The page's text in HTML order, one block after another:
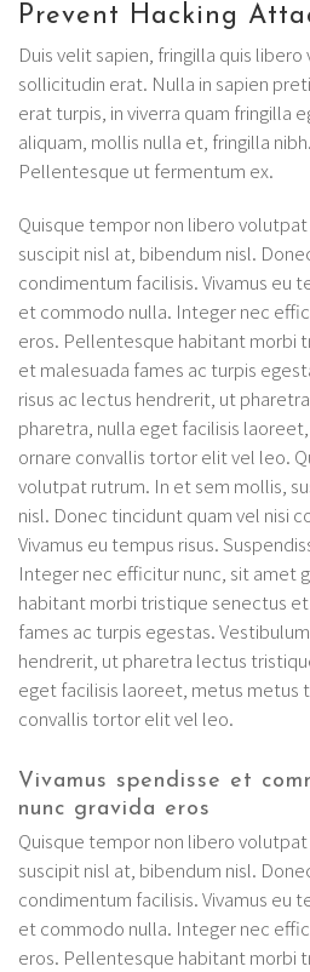
Prevent Hacking
Duis velit sapien, fringilla quis
sollicitudin erat. Nulla in sapien
erat turpis, in viverra quam fringilla
aliquam, mollis nulla et, fringilla
Pellentesque ut fermentum ex.
Quisque tempor non libero
suscipit nisl at, bibendum nisl.
condimentum facilisis. Vivamus eu
et commodo nulla. Integer nec
eros. Pellentesque habitant morbi
et malesuada fames ac turpis
risus ac lectus hendrerit, ut
pharetra, nulla eget facilisis
ornare convallis tortor elit vel leo.
volutpat rutrum. In et sem mollis,
nisl. Donec tincidunt quam vel nisi
Vivamus eu tempus risus.
Integer nec efficitur nunc, sit amet
habitant morbi tristique senectus
fames ac turpis egestas.
hendrerit, ut pharetra lectus
eget facilisis laoreet, metus metus
convallis tortor elit vel leo.
Vivamus spendisse et
nunc gravida eros
Quisque tempor non libero
suscipit nisl at, bibendum nisl.
condimentum facilisis. Vivamus eu
et commodo nulla. Integer nec
eros. Pellentesque habitant morbi